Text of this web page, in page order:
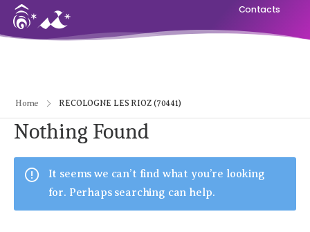
Contacts
Home RECOLOGNE LES RIOZ (70441)
Nothing Found
It seems we can’t find what you’re looking
for. Perhaps searching can help.